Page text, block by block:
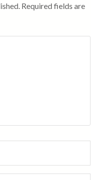
Required fields are